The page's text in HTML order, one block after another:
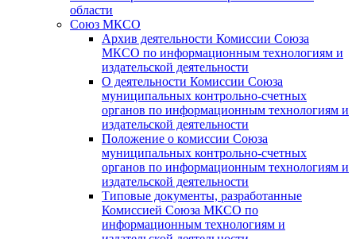
области
Союз МКСО
Архив деятельности Комиссии Союза
МКСО по информационным технологиям и
издательской деятельности
О деятельности Комиссии Союза
муниципальных контрольно-счетных
органов по информационным технологиям и
издательской деятельности
Положение о комиссии Союза
муниципальных контрольно-счетных
органов по информационным технологиям и
издательской деятельности
Типовые документы, разработанные
Комиссией Союза МКСО по
информационным технологиям и